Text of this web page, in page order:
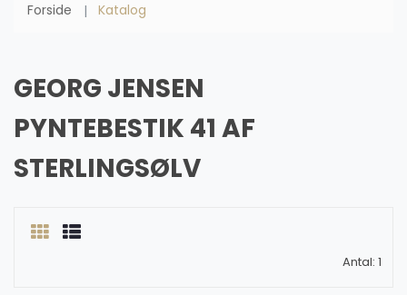
Forside Katalog
GEORG JENSEN
PYNTEBESTIK 41 AF
STERLINGSØLV
Antal: 1